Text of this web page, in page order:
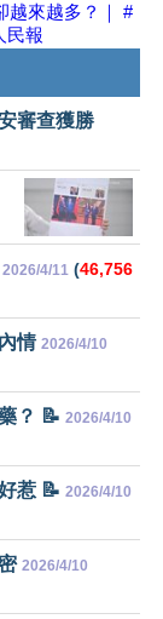
越來越多？｜ #
民報
審查獲勝
2026/4/11 (46,756
情 2026/4/10
？ 📝 2026/4/10
惹 📝 2026/4/10
2026/4/10